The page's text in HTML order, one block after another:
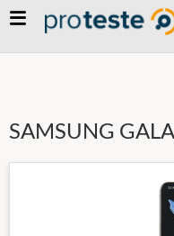
Skip
to
SAMSUNG